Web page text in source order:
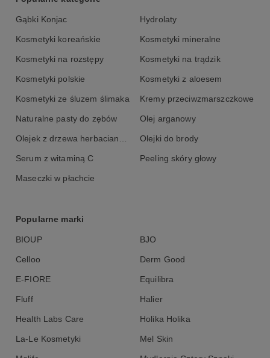
Gąbki Konjac Hydrolaty
Kosmetyki koreańskie Kosmetyki mineralne
Kosmetyki na rozstępy Kosmetyki na trądzik
Kosmetyki polskie Kosmetyki z aloesem
Kosmetyki ze śluzem ślimaka Kremy przeciwzmarszczkowe
Naturalne pasty do zębów Olej arganowy
Olejek z drzewa herbacianego Olejki do brody
Serum z witaminą C Peeling skóry głowy
Maseczki w płachcie
Popularne marki
BIOUP BJO
Celloo Derm Good
E-FIORE Equilibra
Fluff Halier
Health Labs Care Holika Holika
La-Le Kosmetyki Mel Skin